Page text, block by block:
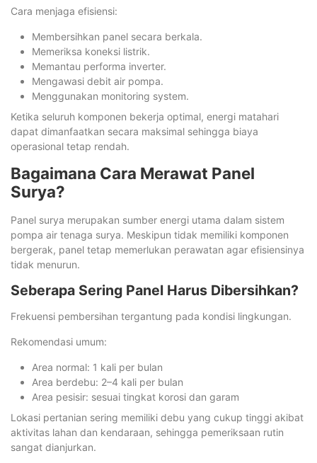
Cara menjaga efisiensi:
Membersihkan panel secara berkala.
Memeriksa koneksi listrik.
Memantau performa inverter.
Mengawasi debit air pompa.
Menggunakan monitoring system.
Ketika seluruh komponen bekerja optimal, energi matahari
dapat dimanfaatkan secara maksimal sehingga biaya
operasional tetap rendah.
Bagaimana Cara Merawat Panel
Surya?
Panel surya merupakan sumber energi utama dalam sistem
pompa air tenaga surya. Meskipun tidak memiliki komponen
bergerak, panel tetap memerlukan perawatan agar efisiensinya
tidak menurun.
Seberapa Sering Panel Harus Dibersihkan?
Frekuensi pembersihan tergantung pada kondisi lingkungan.
Rekomendasi umum:
Area normal: 1 kali per bulan
Area berdebu: 2–4 kali per bulan
Area pesisir: sesuai tingkat korosi dan garam
Lokasi pertanian sering memiliki debu yang cukup tinggi akibat
aktivitas lahan dan kendaraan, sehingga pemeriksaan rutin
sangat dianjurkan.